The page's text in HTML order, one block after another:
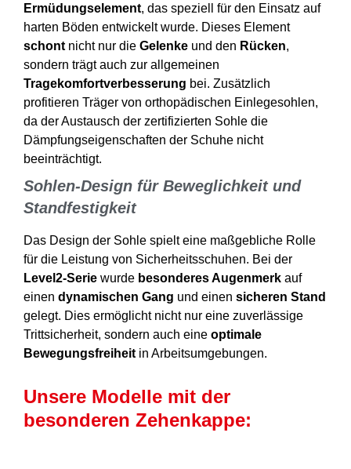
Ermüdungselement, das speziell für den Einsatz auf
harten Böden entwickelt wurde. Dieses Element
schont nicht nur die Gelenke und den Rücken,
sondern trägt auch zur allgemeinen
Tragekomfortverbesserung bei. Zusätzlich
profitieren Träger von orthopädischen Einlegesohlen,
da der Austausch der zertifizierten Sohle die
Dämpfungseigenschaften der Schuhe nicht
beeinträchtigt.
Sohlen-Design für Beweglichkeit und
Standfestigkeit
Das Design der Sohle spielt eine maßgebliche Rolle
für die Leistung von Sicherheitsschuhen. Bei der
Level2-Serie wurde besonderes Augenmerk auf
einen dynamischen Gang und einen sicheren Stand
gelegt. Dies ermöglicht nicht nur eine zuverlässige
Trittsicherheit, sondern auch eine optimale
Bewegungsfreiheit in Arbeitsumgebungen.
Unsere Modelle mit der
besonderen Zehenkappe: